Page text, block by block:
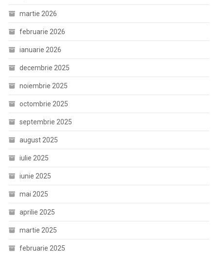
martie 2026
februarie 2026
ianuarie 2026
decembrie 2025
noiembrie 2025
octombrie 2025
septembrie 2025
august 2025
iulie 2025
iunie 2025
mai 2025
aprilie 2025
martie 2025
februarie 2025